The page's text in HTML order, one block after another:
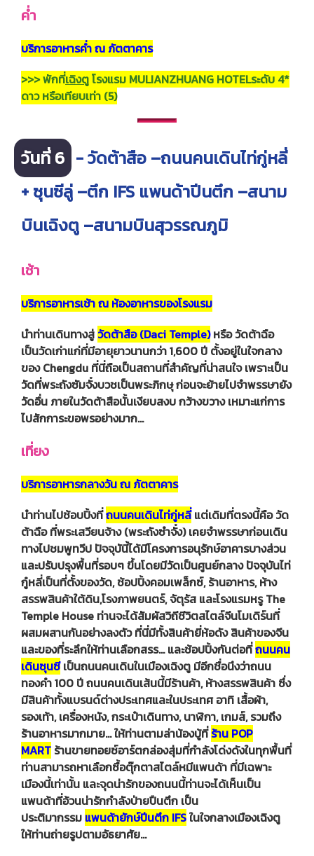
ค่ำ
บริการอาหารค่ำ ณ ภัตตาคาร
>>> พักที่เฉิงตูโรงแรม MULIANZHUANG HOTELระดับ 4*
ดาว หรือเทียบเท่า (5)
วันที่ 6 - วัดต้าสือ –ถนนคนเดินไท่กู่หลี่
+ ซุนซีลู่ –ตึก IFS แพนด้าปีนตึก –สนาม
บินเฉิงตู –สนามบินสุวรรณภูมิ
เช้า
บริการอาหารเช้า ณ ห้องอาหารของโรงแรม
นำท่านเดินทางสู่ วัดต้าสือ (Daci Temple)หรือ วัดต้าฉือ
เป็นวัดเก่าแก่ที่มีอายุยาวนานกว่า 1,600 ปี ตั้งอยู่ในใจกลาง
ของ Chengdu ที่นี่ถือเป็นสถานที่สำคัญที่น่าสนใจ เพราะเป็น
วัดที่พระถังซัมจั๋งบวชเป็นพระภิกษุ ก่อนจะย้ายไปจำพรรษายัง
วัดอื่น ภายในวัดต้าสือนั้นเงียบสงบ กว้างขวาง เหมาะแก่การ
ไปสักการะขอพรอย่างมาก…
เที่ยง
บริการอาหารกลางวัน ณ ภัตตาคาร
นำท่านไปช้อบปิ้งที่ถนนคนเดินไท่กู่หลี่แต่เดิมที่ตรงนี้คือ วัด
ต้าฉือ ที่พระเสวียนจ้าง (พระถังซำจั๋ง) เคยจำพรรษาก่อนเดิน
ทางไปชมพูทวีป ปัจจุบันี้ได้มีโครงการอนุรักษ์อาคารบางส่วน
และปรับปรุงพื้นที่รอบๆ ขึ้นโดยมีวัดเป็นศูนย์กลาง ปัจจุบันไท่
กู๋หลี่เป็นที่ตั้งของวัด, ช้อปปิ้งคอมเพล็กซ์, ร้านอาหาร, ห้าง
สรรพสินค้าใต้ดิน,โรงภาพยนตร์, จัตุรัส และโรงแรมหรู The
Temple House ท่านจะได้สัมผัสวิถีชีวิตสไตล์จีนโมเดิร์นที่
ผสมผสานกันอย่างลงตัว ที่นี่มีทั้งสินค้ายี่ห้อดัง สินค้าของจีน
และของที่ระลึกให้ท่านเลือกสรร... และช้อปปิ้งกันต่อที่ถนนคน
เดินซุนซีเป็นถนนคนเดินในเมืองเฉิงตู มีอีกชื่อนึงว่าถนน
ทองคำ 100 ปี ถนนคนเดินเส้นนี้มีร้านค้า, ห้างสรรพสินค้า ซึ่ง
มีสินค้าทั้งแบรนด์ต่างประเทศและในประเทศ อาทิ เสื้อผ้า,
รองเท้า, เครื่องหนัง, กระเป๋าเดินทาง, นาฬิกา, เกมส์, รวมถึง
ร้านอาหารมากมาย... ให้ท่านตามล่าน้องบู้ที่ร้าน POP
MART ร้านขายทอยซ์อาร์ตกล่องสุ่มที่กำลังโด่งดังในทุกพื้นที่
ท่านสามารถหาเลือกซื้อตุ๊กตาสไตล์หมีแพนด้า ที่มีเฉพาะ
เมืองนี้เท่านั้น และจุดน่ารักของถนนนี้ท่านจะได้เห็นเป็น
แพนด้าที่อ้วนน่ารักกําลังป่ายปืนตึก เป็น
ประติมากรรม แพนด้ายักษ์ปีนตึก IFSในใจกลางเมืองเฉิงตู
ให้ท่านถ่ายรูปตามอัธยาศัย...